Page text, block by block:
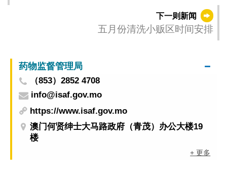
下一则新闻
五月份清洗小贩区时间安排
药物监督管理局
（853）2852 4708
info@isaf.gov.mo
https://www.isaf.gov.mo
澳门何贤绅士大马路政府（青茂）办公大楼19
楼
+ 更多